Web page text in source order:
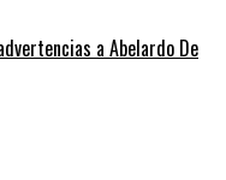
a Abelardo De